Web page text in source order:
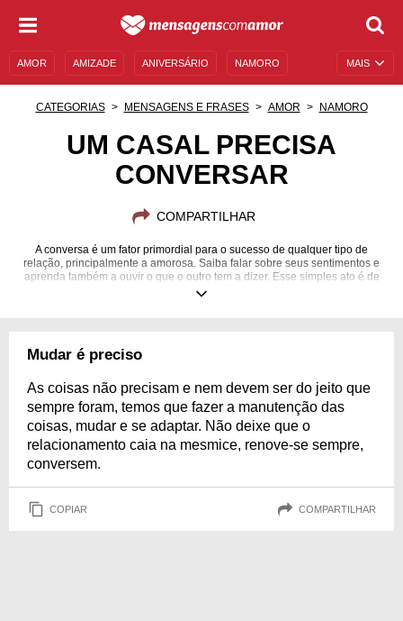
MAIS
AMOR AMIZADE ANIVERSÁRIO NAMORO
MENSAGENS E FRASES MENSAGENS DE ANIVERSÁRIO
CATEGORIAS MENSAGENS E FRASES AMOR NAMORO
UM CASAL PRECISA
CONVERSAR
COMPARTILHAR
A conversa é um fator primordial para o sucesso de qualquer tipo de
relação, principalmente a amorosa. Saiba falar sobre seus sentimentos e
aprenda também a ouvir o que o outro tem a dizer. Esse simples ato é de
muito importância para a manutenção de um relacionamento!
Mudar é preciso
As coisas não precisam e nem devem ser do jeito que
sempre foram, temos que fazer a manutenção das
coisas, mudar e se adaptar. Não deixe que o
relacionamento caia na mesmice, renove-se sempre,
conversem.
COPIAR COMPARTILHAR